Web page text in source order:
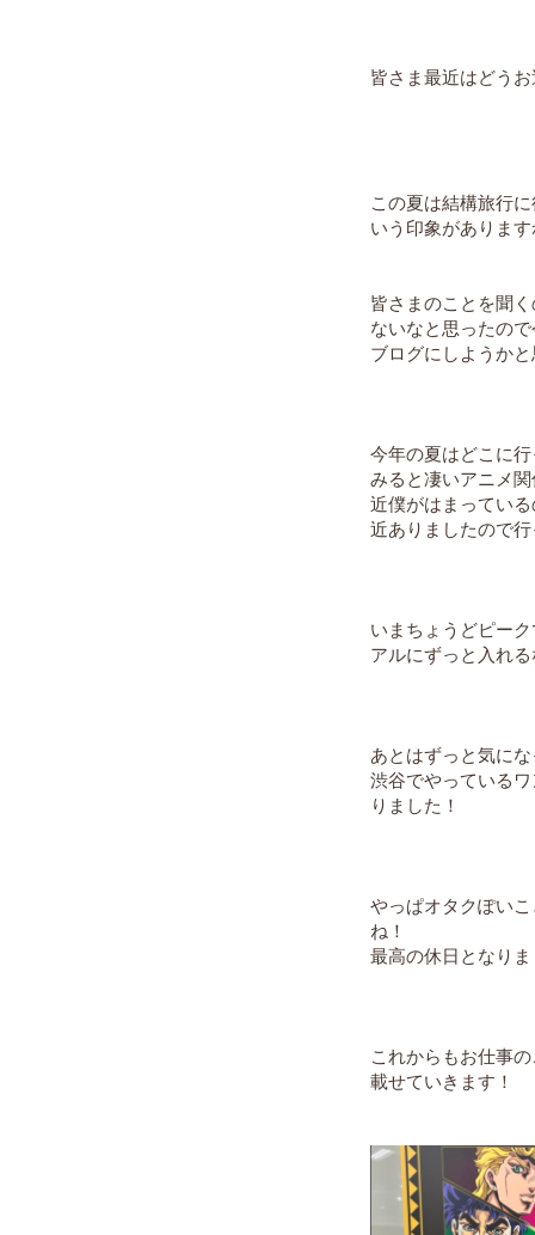
皆さま最近はどう
この夏は結構旅行
いう印象がありま
皆さまのことを聞
ないなと思ったの
ブログにしようか
今年の夏はどこに
みると凄いアニメ
近僕がはまってい
近ありましたので
いまちょうどピー
アルにずっと入れ
あとはずっと気に
渋谷でやっている
りました！
やっぱオタクぽい
ね！
最高の休日となり
これからもお仕事
載せていきます！